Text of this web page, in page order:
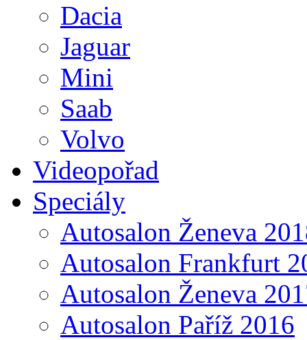
Dacia
Jaguar
Mini
Saab
Volvo
Videopořad
Speciály
Autosalon Ženeva
Autosalon Frankfurt
Autosalon Ženeva
Autosalon Paříž 2016